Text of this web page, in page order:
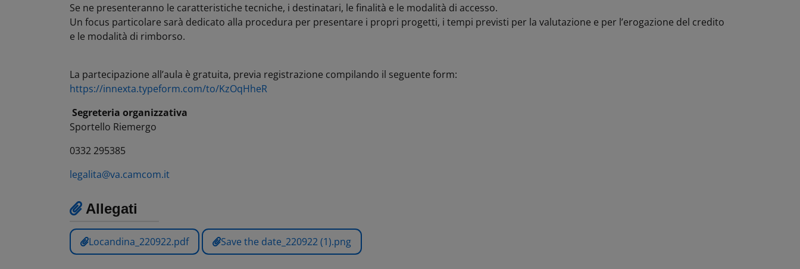
Se ne presenteranno le caratteristiche tecniche, i destinatari, le finalità e le modalità di accesso.
Un focus particolare sarà dedicato alla procedura per presentare i propri progetti, i tempi previsti per la valutazione e per l’erogazione del credito
e le modalità di rimborso.
La partecipazione all’aula è gratuita, previa registrazione compilando il seguente form:
https://innexta.typeform.com/to/KzOqHheR
Segreteria organizzativa
Sportello Riemergo
0332 295385
legalita@va.camcom.it
Allegati
Locandina_220922.pdf Save the date_220922 (1).png